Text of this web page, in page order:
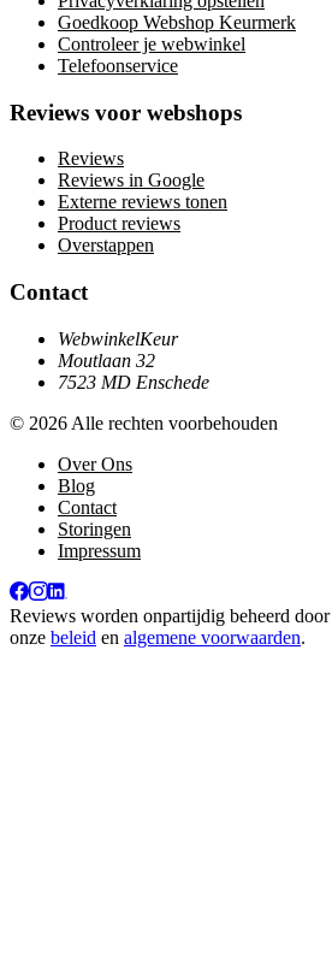
Goedkoop Webshop Keurmerk
Controleer je webwinkel
Telefoonservice
Reviews voor webshops
Reviews
Reviews in Google
Externe reviews tonen
Product reviews
Overstappen
Contact
WebwinkelKeur
Moutlaan 32
7523 MD Enschede
© 2026 Alle rechten voorbehouden
Over Ons
Blog
Contact
Storingen
Impressum
Reviews worden onpartijdig beheerd door
onze beleid en algemene voorwaarden.